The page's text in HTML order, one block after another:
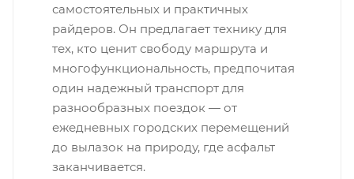
самостоятельных и практичных
райдеров. Он предлагает технику для
тех, кто ценит свободу маршрута и
многофункциональность, предпочитая
один надежный транспорт для
разнообразных поездок — от
ежедневных городских перемещений
до вылазок на природу, где асфальт
заканчивается.